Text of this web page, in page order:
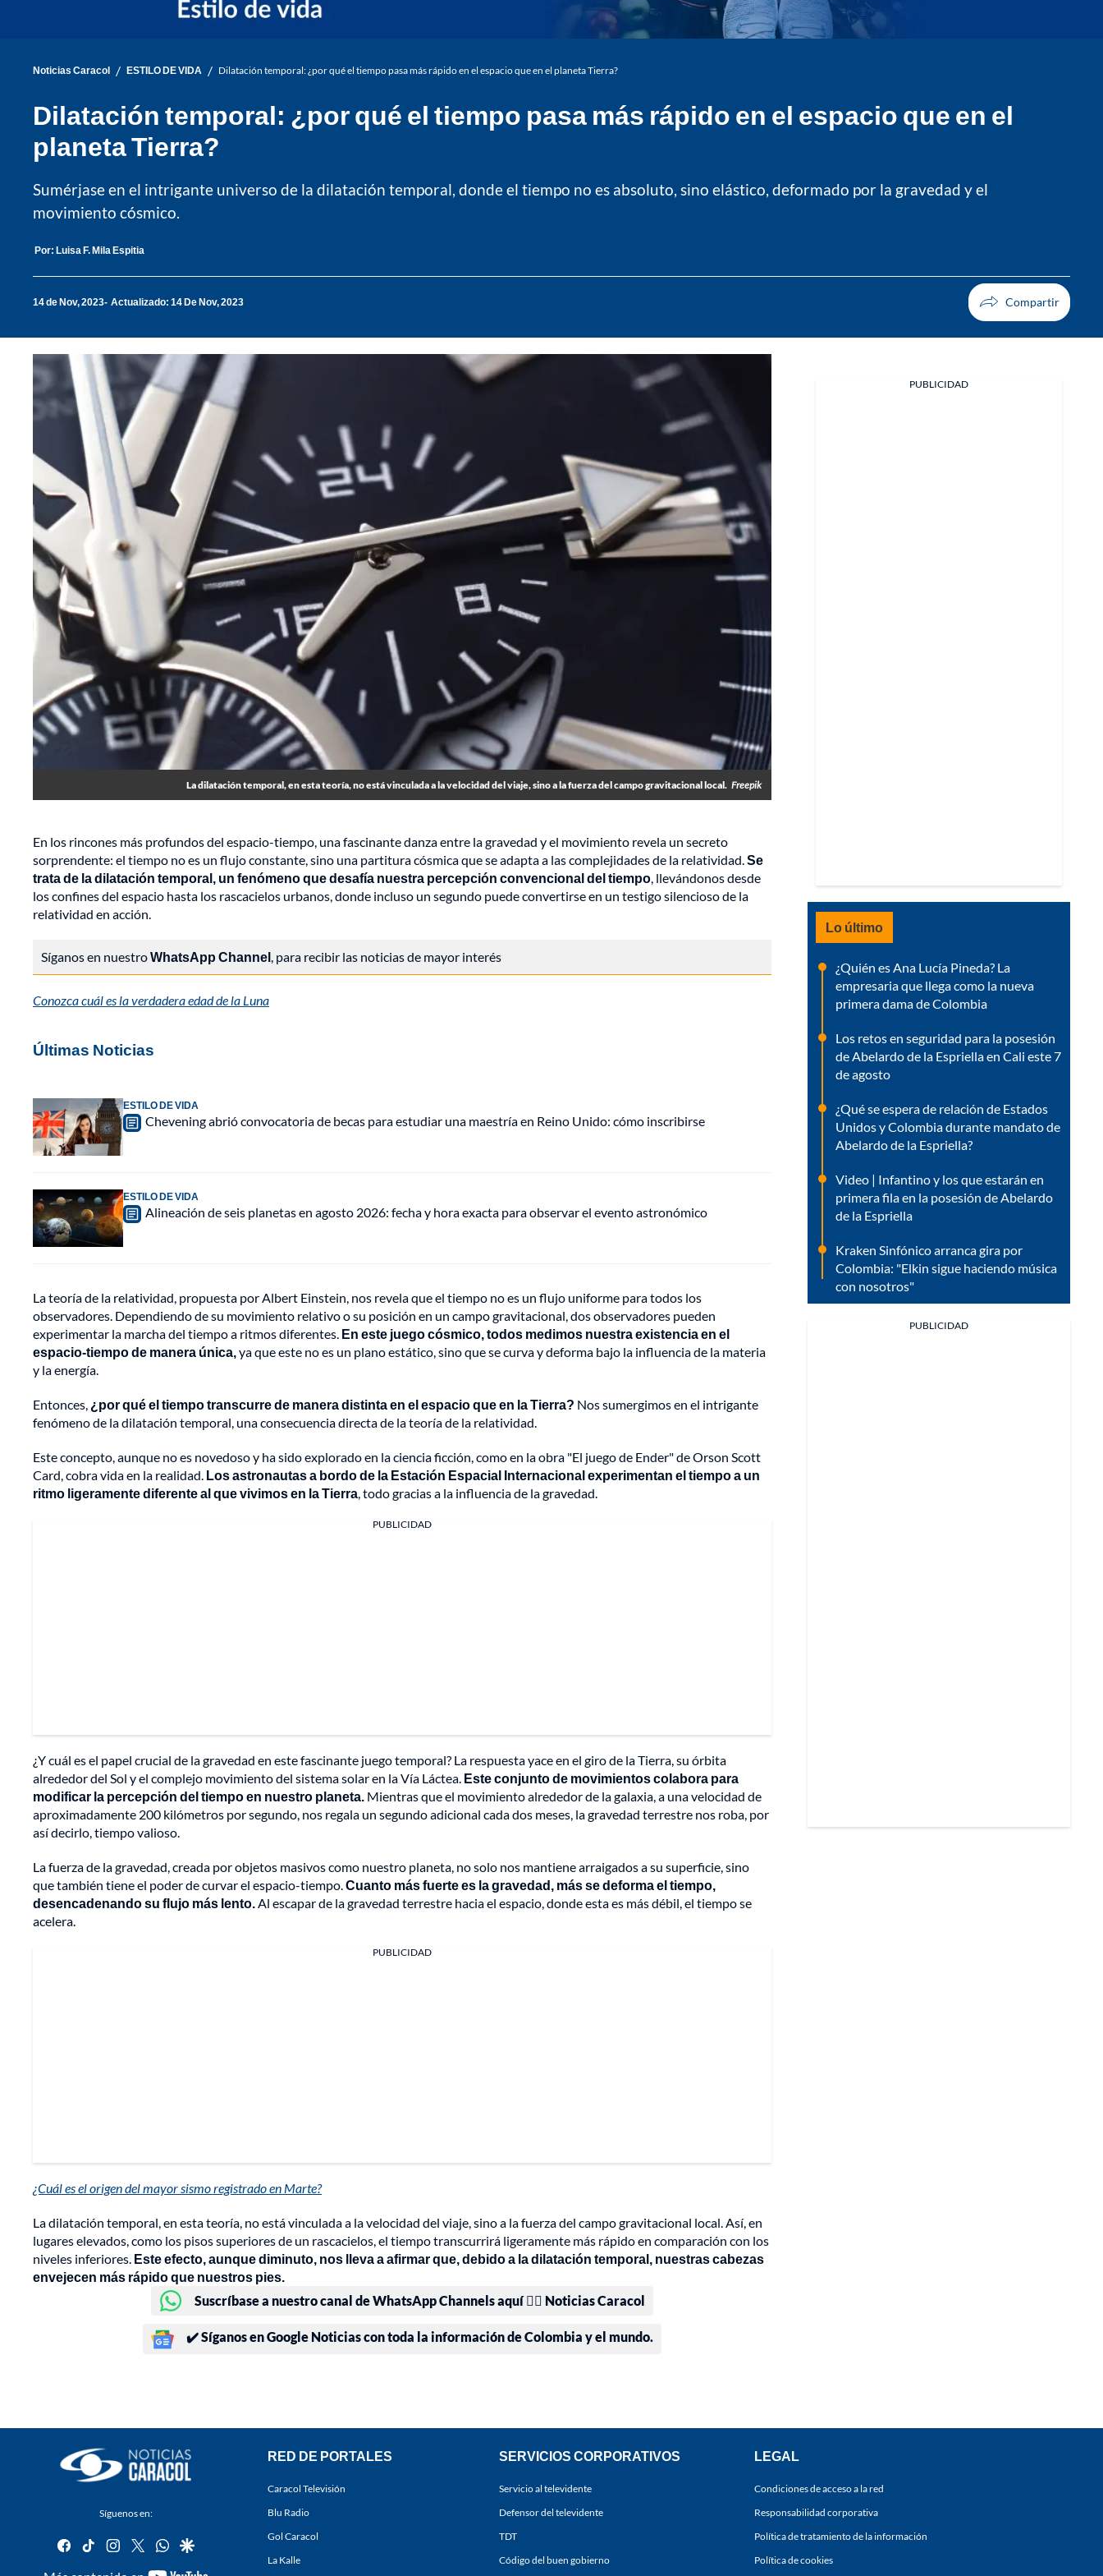
Noticias Caracol / ESTILO DE VIDA / Dilatación temporal: ¿por qué el tiempo pasa más rápido en el espacio que en el planeta Tierra?
Dilatación temporal: ¿por qué el tiempo pasa más rápido en el espacio que en el
planeta Tierra?
Sumérjase en el intrigante universo de la dilatación temporal, donde el tiempo no es absoluto, sino elástico, deformado por la gravedad y el
movimiento cósmico.
Por: Luisa F. Mila Espitia
14 de Nov, 2023 Actualizado: 14 De Nov, 2023
La dilatación temporal, en esta teoría, no está vinculada a la velocidad del viaje, sino a la fuerza del campo gravitacional local. Freepik
En los rincones más profundos del espacio-tiempo, una fascinante danza entre la gravedad y el movimiento revela un secreto
sorprendente: el tiempo no es un flujo constante, sino una partitura cósmica que se adapta a las complejidades de la relatividad.Se
trata de la dilatación temporal, un fenómeno que desafía nuestra percepción convencional del tiempo, llevándonos desde
los confines del espacio hasta los rascacielos urbanos, donde incluso un segundo puede convertirse en un testigo silencioso de la
relatividad en acción.
Síganos en nuestroWhatsApp Channel, para recibir las noticias de mayor interés
Conozca cuál es la verdadera edad de la Luna
Últimas Noticias
ESTILO DE VIDA
Chevening abrió convocatoria de becas para estudiar una maestría en Reino Unido: cómo inscribirse
ESTILO DE VIDA
Alineación de seis planetas en agosto 2026: fecha y hora exacta para observar el evento astronómico
La teoría de la relatividad, propuesta por Albert Einstein, nos revela que el tiempo no es un flujo uniforme para todos los
observadores. Dependiendo de su movimiento relativo o su posición en un campo gravitacional, dos observadores pueden
experimentar la marcha del tiempo a ritmos diferentes. En este juego cósmico, todos medimos nuestra existencia en el
espacio-tiempo de manera única,ya que este no es un plano estático, sino que se curva y deforma bajo la influencia de la materia
y la energía.
Entonces, ¿por qué el tiempo transcurre de manera distinta en el espacio que en la Tierra? Nos sumergimos en el intrigante
fenómeno de la dilatación temporal, una consecuencia directa de la teoría de la relatividad.
Este concepto, aunque no es novedoso y ha sido explorado en la ciencia ficción, como en la obra "El juego de Ender" de Orson Scott
Card, cobra vida en la realidad. Los astronautas a bordo de la Estación Espacial Internacional experimentan el tiempo a un
ritmo ligeramente diferente al que vivimos en la Tierra, todo gracias a la influencia de la gravedad.
PUBLICIDAD
¿Y cuál es el papel crucial de la gravedad en este fascinante juego temporal? La respuesta yace en el giro de la Tierra, su órbita
alrededor del Sol y el complejo movimiento del sistema solar en la Vía Láctea. Este conjunto de movimientos colabora para
modificar la percepción del tiempo en nuestro planeta. Mientras que el movimiento alrededor de la galaxia, a una velocidad de
aproximadamente 200 kilómetros por segundo, nos regala un segundo adicional cada dos meses, la gravedad terrestre nos roba, por
así decirlo, tiempo valioso.
La fuerza de la gravedad, creada por objetos masivos como nuestro planeta, no solo nos mantiene arraigados a su superficie, sino
que también tiene el poder de curvar el espacio-tiempo.Cuanto más fuerte es la gravedad, más se deforma el tiempo,
desencadenando su flujo más lento.Al escapar de la gravedad terrestre hacia el espacio, donde esta es más débil, el tiempo se
acelera.
PUBLICIDAD
¿Cuál es el origen del mayor sismo registrado en Marte?
La dilatación temporal, en esta teoría, no está vinculada a la velocidad del viaje, sino a la fuerza del campo gravitacional local. Así, en
lugares elevados, como los pisos superiores de un rascacielos, el tiempo transcurrirá ligeramente más rápido en comparación con los
niveles inferiores. Este efecto, aunque diminuto, nos lleva a afirmar que, debido a la dilatación temporal, nuestras cabezas
envejecen más rápido que nuestros pies.
Suscríbase a nuestro canal de WhatsApp Channels aquí 👉🏻 Noticias Caracol
✔️ Síganos en Google Noticias con toda la información de Colombia y el mundo.
PUBLICIDAD
Lo último
¿Quién es Ana Lucía Pineda? La
empresaria que llega como la nueva
primera dama de Colombia
Los retos en seguridad para la posesión
de Abelardo de la Espriella en Cali este 7
de agosto
¿Qué se espera de relación de Estados
Unidos y Colombia durante mandato de
Abelardo de la Espriella?
Video | Infantino y los que estarán en
primera fila en la posesión de Abelardo
de la Espriella
Kraken Sinfónico arranca gira por
Colombia: "Elkin sigue haciendo música
con nosotros"
PUBLICIDAD
Síguenos en:
facebook
tiktok instagram
twitterwhatsapp
google
RED DE PORTALES
Caracol Televisión
Blu Radio
Gol Caracol
La Kalle
SERVICIOS CORPORATIVOS
Servicio al televidente
Defensor del televidente
TDT
Código del buen gobierno
LEGAL
Condiciones de acceso a la red
Responsabilidad corporativa
Política de tratamiento de la información
Política de cookies